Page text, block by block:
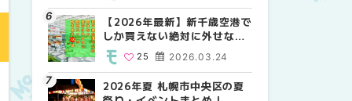
【2026年最新】新千歳空港で
しか買えない絶対に外せない
限定スイーツ・焼き菓子18選
| MouLa HOKKAIDO
2026.03.24
25
2026年夏 札幌市中央区の夏
2026年夏 札幌市南区の夏祭
り・イベントまとめ |
8
2026年夏 札幌市清田区の夏
2026年夏 札幌市清田区の夏
祭り・イベントまとめ |
6
札幌の麻辣湯（マーラータ